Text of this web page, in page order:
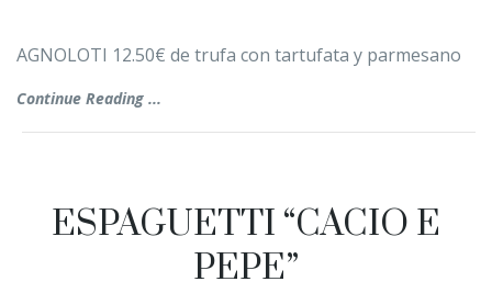
AGNOLOTI 12.50€ de trufa con tartufata y parmesano
Continue Reading ...
ESPAGUETTI “CACIO E
PEPE”